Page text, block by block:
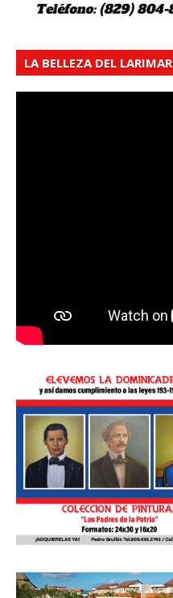
LA BELLEZA DEL LARIMAR